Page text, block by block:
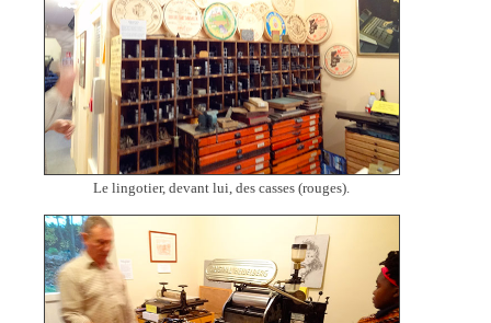
Le lingotier, devant lui, des casses (rouges).